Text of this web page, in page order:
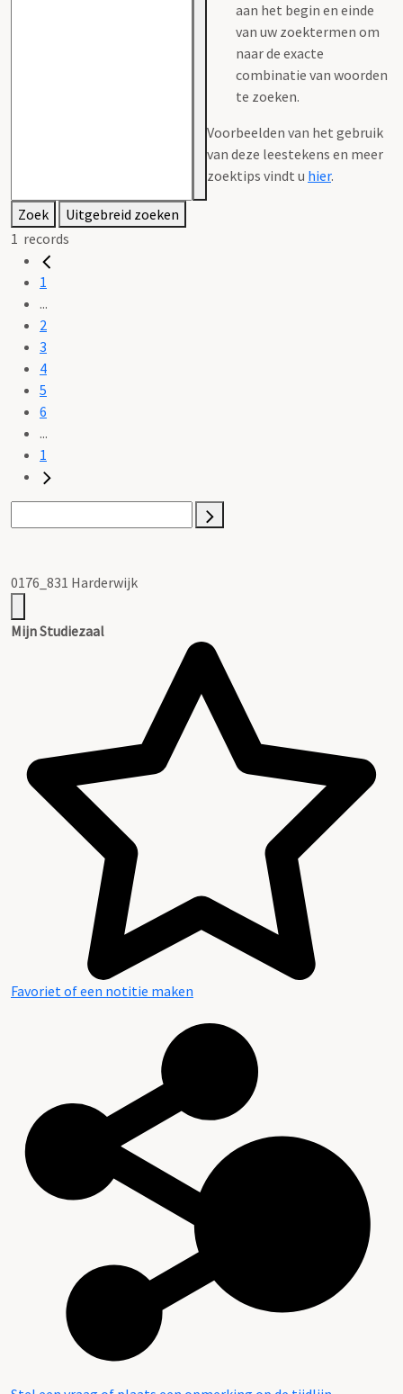
aan het begin en einde
van uw zoektermen om
naar de exacte
combinatie van woorden
te zoeken.
Voorbeelden van het gebruik
van deze leestekens en meer
zoektips vindt u hier.
Zoek
Uitgebreid zoeken
1 records
1
...
2
3
4
5
6
...
1
0176_831 Harderwijk
Mijn Studiezaal
Favoriet of een notitie maken